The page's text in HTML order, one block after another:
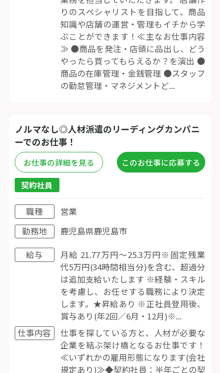
りのスペシャリストを目指して、商品
知識や店舗の運営・管理もイチから学
ぶことができます！≪主なお仕事内容
≫ ●商品を発注・店頭に品出し、どう
やったら買ってもらえるか？を演出 ●
商品の在庫管理・金銭管理 ●スタッフ
の勤怠管理・マネジメントど...
ノルマなし◎人材派遣のリーディングカンパニ
ーでのお仕事！
お仕事の詳細を見る このお仕事に応募する
契約社員
職種
営業
勤務地
鹿児島県鹿児島市
給与
月給 21.77万円〜25.3万円※固定残業
代5万円(34時間相当分)を含む、超過分
は追加支給いたします ※経験・スキル
を考慮し、お任せする職務により決定
します。★昇給あり ※正社員登用後、
賞与あり(年2回／6月・12月)※...
仕事内容
仕事を探している方と、人材が必要な
企業を結ぶ架け橋となるお仕事です！
≪いずれかの雇用形態になります(会社
規定あり)≫◆契約社員：半年ごとの契